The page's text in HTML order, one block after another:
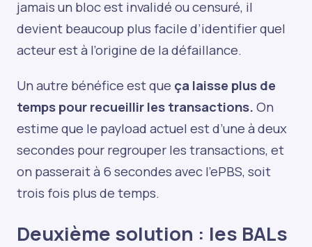
jamais un bloc est invalidé ou censuré, il
devient beaucoup plus facile d’identifier quel
acteur est à l’origine de la défaillance.
Un autre bénéfice est que ça laisse plus de
temps pour recueillir les transactions.On
estime que le payload actuel est d’une à deux
secondes pour regrouper les transactions, et
on passerait à 6 secondes avec l’ePBS, soit
trois fois plus de temps.
Deuxième solution : les BALs